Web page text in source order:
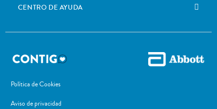
CENTRO DE AYUDA
Política de Cookies
Aviso de privacidad